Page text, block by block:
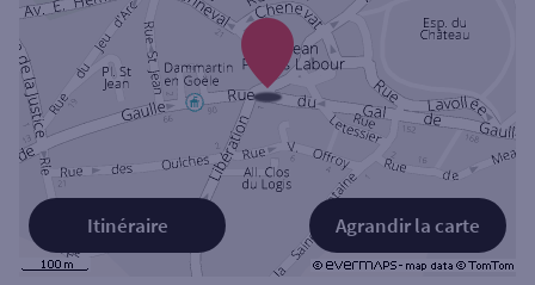
Agrandir la carte
Itinéraire